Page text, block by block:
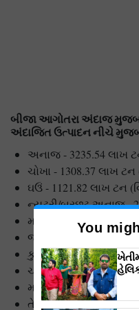
બીજા આગોતરા અંદાજ
અંદાજિત ઉત્પાદન નીચે
અનાજ - 3235.54 લાખ
ચોખા - 1308.37 લાખ ટન
ઘઉં - 1121.82 લાખ ટન
ન્યુટ્રી/બરછટ અનાજ
મકાઈ - 346.13 લાખ ટન
જવ - 22.04 લાખ ટન
કુલ કઠોળ - 278.10 લાખ
ચણા - 136.32 લાખ ટન
મગ - 35.45 લાખ ટન
તેલીબિયાં - 400.01 લાખ
You